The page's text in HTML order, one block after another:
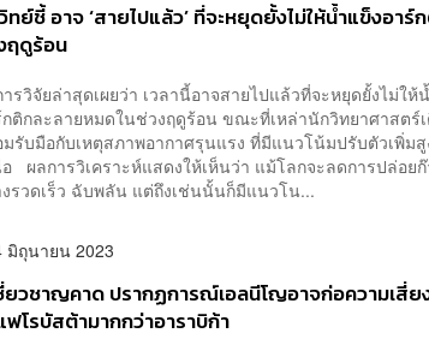
ทย์ชี้ อาจ ‘สายไปแล้ว’ ที่จะหยุดยั้งไม่ให้น้ำแข็งอาร์
ฤดูร้อน
ารวิจัยล่าสุดเผยว่า เวลานี้อาจสายไปแล้วที่จะหยุดยั้งไม่ใ
กติกละลายหมดในช่วงฤดูร้อน ขณะที่เหล่านักวิทยาศาสตร์
มรับมือกับเหตุสภาพอากาศรุนแรง ที่มีแนวโน้มปรับตัวเพิ่ม
อ ผลการวิเคราะห์แสดงให้เห็นว่า แม้โลกจะลดการปล่อย
งรวดเร็ว ฉับพลัน แต่ถึงเช่นนั้นก็มีแนวโน...
มิถุนายน 2023
ยวชาญคาด ปรากฏการณ์เอลนีโญอาจก่อความเสี่ย
ฟโรบัสต้ามากกว่าอาราบิก้า